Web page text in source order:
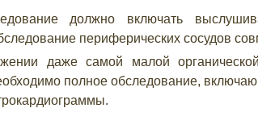
должно включать
периферических сосудов
даже самой малой
полное обследование,